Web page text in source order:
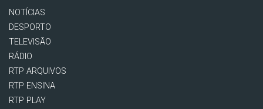
NOTÍCIAS
DESPORTO
TELEVISÃO
RÁDIO
RTP ARQUIVOS
RTP ENSINA
RTP PLAY